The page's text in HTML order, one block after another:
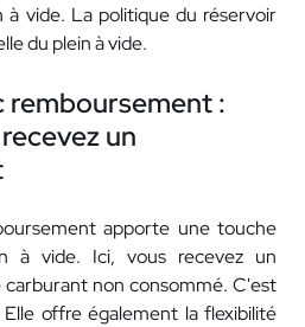
vide. La politique du réservoir
du plein à vide.
remboursement :
un
apporte une touche
à vide. Ici, vous recevez un
non consommé. C'est
offre également la flexibilité